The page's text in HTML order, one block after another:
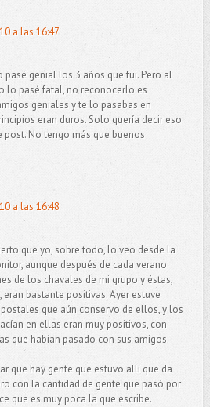
a las 16:47
genial los 3 años que fui. Pero al
lo pasé fatal, no reconocerlo es
geniales y te lo pasabas en
eran duros. Solo quería decir eso
post. No tengo más que buenos
a las 16:48
que yo, sobre todo, lo veo desde la
aunque después de cada verano
de los chavales de mi grupo y éstas,
bastante positivas. Ayer estuve
que aún conservo de ellos, y los
en ellas eran muy positivos, con
que habían pasado con sus amigos.
que hay gente que estuvo allí que da
con la cantidad de gente que pasó por
que es muy poca la que escribe.